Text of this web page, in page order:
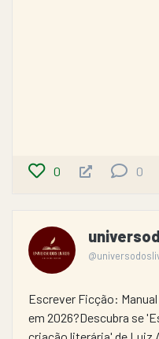
0 0
Escrever Ficção:
em 2026?Descubra se